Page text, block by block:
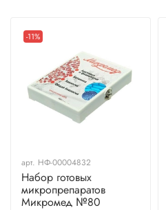
-11%
арт. НФ-00004832
Набор готовых
микропрепаратов
Микромед №80